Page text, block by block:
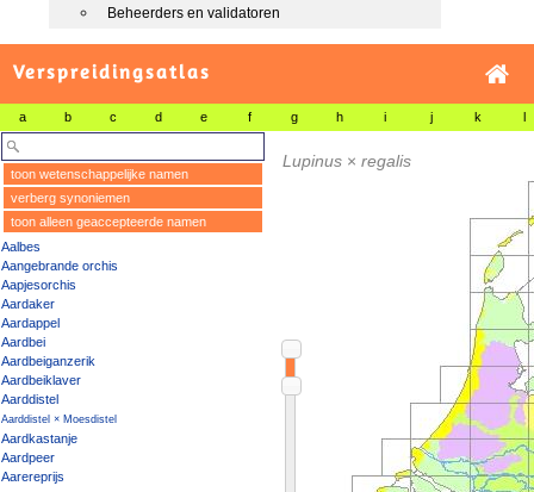
Beheerders en validatoren
Verspreidingsatlas
a b c d e f g h i j k l
toon wetenschappelijke namen
verberg synoniemen
toon alleen geaccepteerde namen
Aalbes
Aangebrande orchis
Aapjesorchis
Aardaker
Aardappel
Aardbei
Aardbeiganzerik
Aardbeiklaver
Aarddistel
Aarddistel × Moesdistel
Aardkastanje
Aardpeer
Aarereprijs
Lupinus × regalis